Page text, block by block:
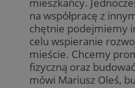
na współpracę z
chętnie podejmiemy
celu wspieranie
mieście. Chcemy
fizyczną oraz
mówi Mariusz Oleś,